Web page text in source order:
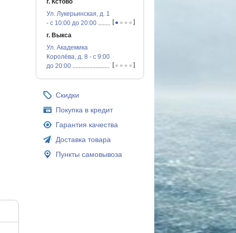
г. Кстово
Ул. Лукерьинская, д. 1
- с 10:00 до 20:00...............................................
[•••• ]
г. Выкса
Ул. Академика
Королёва, д. 8 - с 9:00
до 20:00...............................................
[•••• ]
Скидки
Покупка в кредит
Гарантия качества
Доставка товара
Пункты самовывоза